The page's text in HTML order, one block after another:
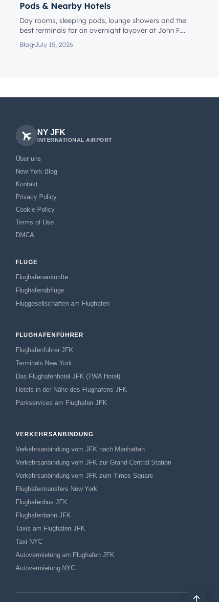
Pods & Nearby Hotels
Day rooms, sleeping pods, lounge showers and the
best terminals for an overnight layover at John F.
Kennedy Internationa...
Blog July 15, 2026
NY JFK
INTERNATIONAL AIRPORT
Über uns
New-York-Blog
Kontakt
Privacy Policy
Cookie Policy
Terms of Use
DMCA
FLÜGE
Flughafenankünfte
Flughafenabflüge
Fluggesellschaften am Flughafen
FLUGHAFENFÜHRER
Flughafenführer JFK
Terminals New York
Das Flughafenhotel JFK (TWA Hotel)
Hotels in der Nähe des Flughafens JFK
Parkservices am Flughafen JFK
VERKEHRSANBINDUNG
Verkehrsanbindung vom JFK nach Manhattan
Verkehrsanbindung vom JFK zur Grand Central Station
Verkehrsanbindung vom JFK zum Times Square
Flughafentransfers New York
Flughafenbus JFK
Flughafenbahn JFK
Taxis am Flughafen JFK
Taxi NYC
Autovermietung am Flughafen JFK
Autovermietung NYC